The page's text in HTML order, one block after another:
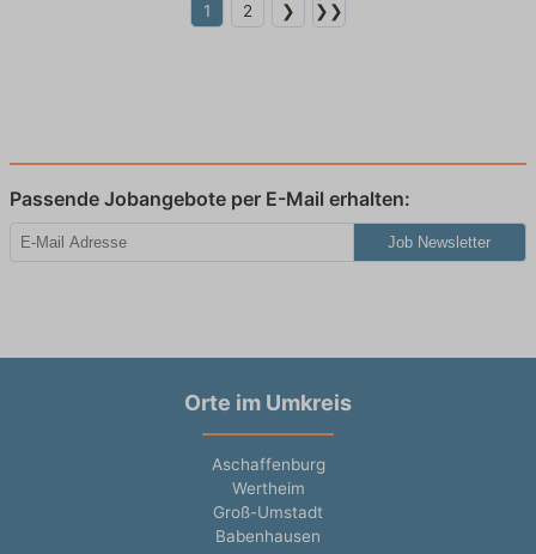
1 2 ❯ ❯❯
Passende Jobangebote per E-Mail erhalten:
Job Newsletter
Orte im Umkreis
Aschaffenburg
Wertheim
Groß-Umstadt
Babenhausen